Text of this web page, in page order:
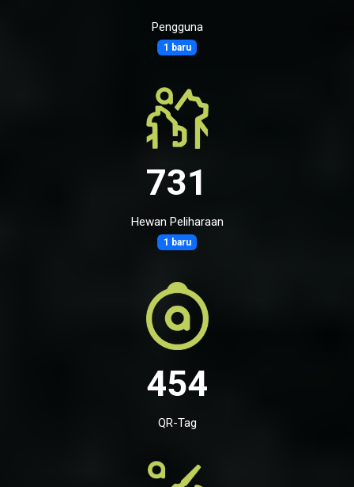
Pengguna
1 baru
731
Hewan Peliharaan
1 baru
454
QR-Tag